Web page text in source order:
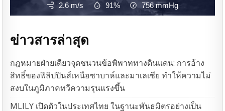
2.6 m/s 91% 756mmHg
ข่าวสารล่าสุด
กฎหมายฝ่ายเดียวจุดชนวนข้อพิพาททางดินแดน: การอ้าง
สิทธิ์ของฟิลิปปินส์เหนือซาบาห์และมาเลเซีย ทำให้ความไม่
สงบในภูมิภาคทวีความรุนแรงขึ้น
MLILY เปิดตัวในประเทศไทย ในฐานะพันธมิตรอย่างเป็น